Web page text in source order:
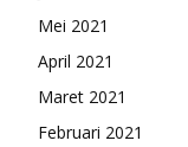
Mei 2021
April 2021
Maret 2021
Februari 2021